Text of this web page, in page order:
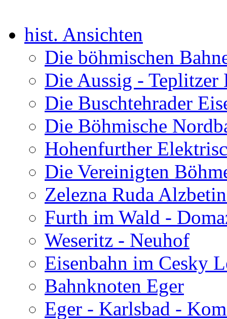
hist. Ansichten
Die böhmischen
Die Aussig - Teplitzer
Die Buschtehrader
Die Böhmische
Hohenfurther
Die Vereinigten
Zelezna Ruda
Furth im Wald -
Weseritz - Neuhof
Eisenbahn im Cesky
Bahnknoten Eger
Eger - Karlsbad -